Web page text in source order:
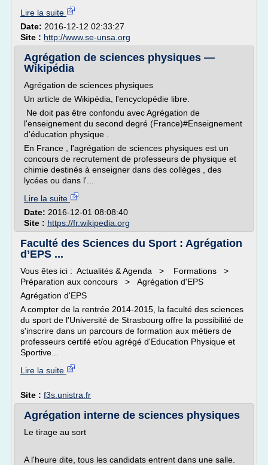
Lire la suite
Date: 2016-12-12 02:33:27
Site : http://www.se-unsa.org
Agrégation de sciences physiques —
Wikipédia
Agrégation de sciences physiques
Un article de Wikipédia, l'encyclopédie libre.
Ne doit pas être confondu avec Agrégation de
l'enseignement du second degré (France)#Enseignement
d'éducation physique .
En France , l'agrégation de sciences physiques est un
concours de recrutement de professeurs de physique et
chimie destinés à enseigner dans des collèges , des
lycées ou dans l'...
Lire la suite
Date: 2016-12-01 08:08:40
Site : https://fr.wikipedia.org
Faculté des Sciences du Sport : Agrégation
d’EPS ...
Vous êtes ici : Actualités & Agenda > Formations >
Préparation aux concours > Agrégation d'EPS
Agrégation d'EPS
A compter de la rentrée 2014-2015, la faculté des sciences
du sport de l'Université de Strasbourg offre la possibilité de
s'inscrire dans un parcours de formation aux métiers de
professeurs certifé et/ou agrégé d'Education Physique et
Sportive...
Lire la suite
Site : f3s.unistra.fr
Agrégation interne de sciences physiques
Le tirage au sort
A l'heure dite, tous les candidats entrent dans une salle.